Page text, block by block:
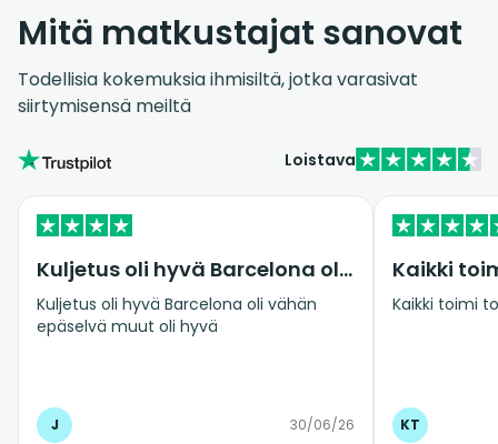
Mitä matkustajat sanovat
Todellisia kokemuksia ihmisiltä, jotka varasivat
siirtymisensä meiltä
Loistava
Kuljetus oli hyvä Barcelona oli vähän…
Kuljetus oli hyvä Barcelona oli vähän
epäselvä muut oli hyvä
J 30/06/26
Kaikki toimi
KT